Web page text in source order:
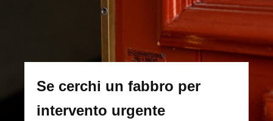
Se cerchi un fabbro per
intervento urgente